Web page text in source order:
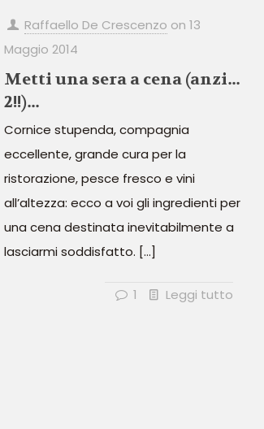
Raffaello De Crescenzo on13
Maggio 2014
Metti una sera a cena (anzi…
2!!)…
Cornice stupenda, compagnia
eccellente, grande cura per la
ristorazione, pesce fresco e vini
all’altezza: ecco a voi gli ingredienti per
una cena destinata inevitabilmente a
lasciarmi soddisfatto. […]
1 Leggi tutto